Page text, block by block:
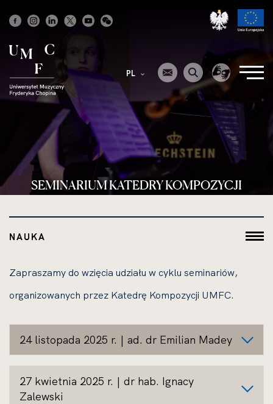
Strona
główna
PL
SEMINARIUM KATEDRY KOMPOZYCJI
NAUKA
Zapraszamy do wzięcia udziału w cyklu seminariów,
organizowanych przez Katedrę Kompozycji UMFC.
24 listopada 2025 r. | ad. dr Emilian Madey
27 kwietnia 2025 r. | dr hab. Ignacy
Zalewski